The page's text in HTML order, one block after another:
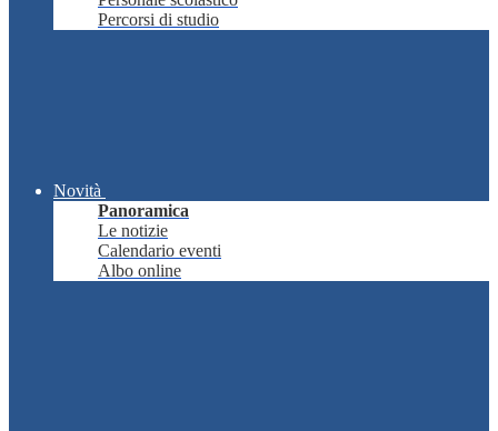
Percorsi di studio
Novità
Panoramica
Le notizie
Calendario eventi
Albo online